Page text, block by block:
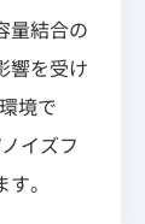
量結合の
響を受け
境で
イズフ
。